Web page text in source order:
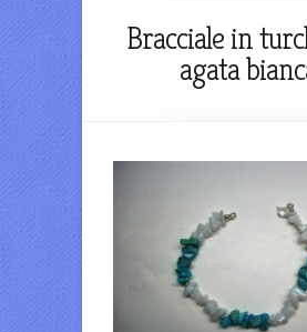
Bracciale in
agata